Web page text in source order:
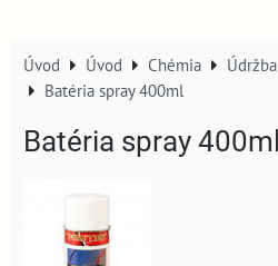
Úvod Úvod Chémia Údržba
Batéria spray 400ml
Batéria spray 400ml